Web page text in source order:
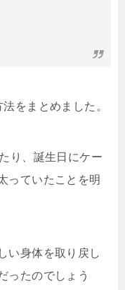
をまとめました。
り、誕生日にケー
っていたことを明
い身体を取り戻し
ったのでしょう